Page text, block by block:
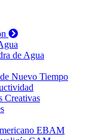
de Agua
Nuevo Tiempo
Creativas
EBAM